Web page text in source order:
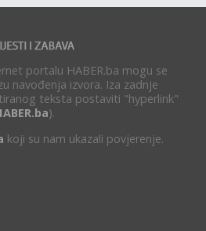
portalu HABER.ba mogu se
navođenja izvora. Iza zadnje
teksta postaviti "hyperlink"
).
koji su nam ukazali povjerenje.